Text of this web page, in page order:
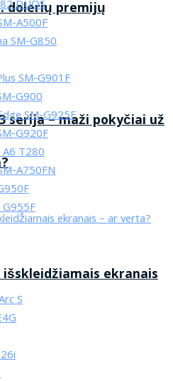
dolerių premijų
serija – maži pokyčiai už
ekranais
DUOS
A500F
SM-G850
SM-G901F
G900
SM-G925F
G920F
A6 T280
A750FN
S